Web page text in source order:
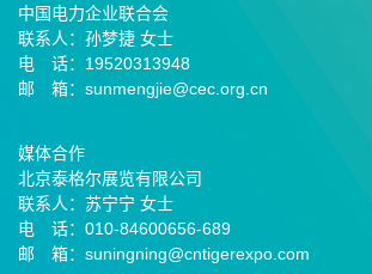
中国电力企业联合会
联系人：孙梦捷 女士
电 话：19520313948
邮 箱：sunmengjie@cec.org.cn
媒体合作
北京泰格尔展览有限公司
联系人：苏宁宁 女士
电 话：010-84600656-689
邮
箱：suningning@cntigerexpo.com